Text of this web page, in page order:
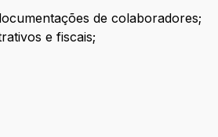
de colaboradores;
e fiscais;